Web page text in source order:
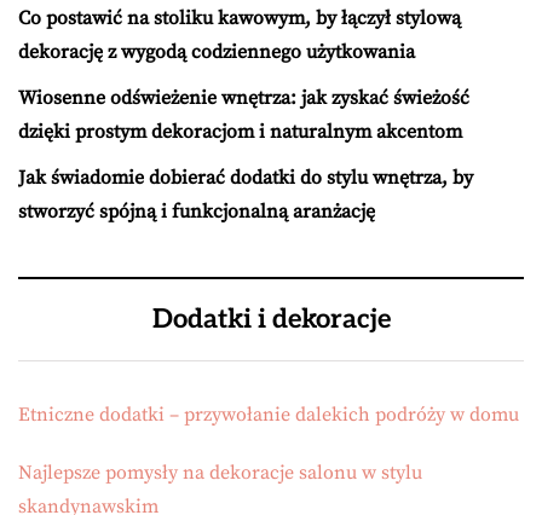
Co postawić na stoliku kawowym, by łączył stylową
dekorację z wygodą codziennego użytkowania
Wiosenne odświeżenie wnętrza: jak zyskać świeżość
dzięki prostym dekoracjom i naturalnym akcentom
Jak świadomie dobierać dodatki do stylu wnętrza, by
stworzyć spójną i funkcjonalną aranżację
Dodatki i dekoracje
Etniczne dodatki – przywołanie dalekich podróży w domu
Najlepsze pomysły na dekoracje salonu w stylu
skandynawskim